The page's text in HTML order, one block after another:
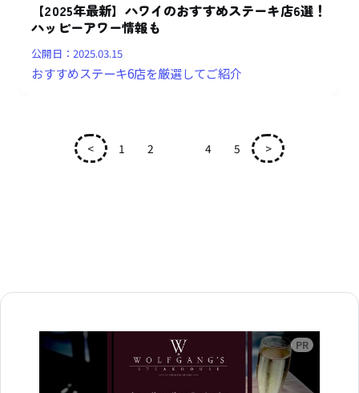
【2025年最新】ハワイのおすすめステーキ店6選！
ハッピーアワー情報も
公開日：2025.03.15
おすすめステーキ6店を厳選してご紹介
< 1 2 4 5 >
広告